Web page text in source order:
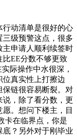
行动清单是很好的心
级预警这点，很多
主申请人顺利续签时
EE分数不够更致
际操作中水很深，
真实性上打擦边
保链很容易断裂。对
，除了看分数，更
。想问下楼主，目
卡在临界点，你是
？另外对于刚毕业